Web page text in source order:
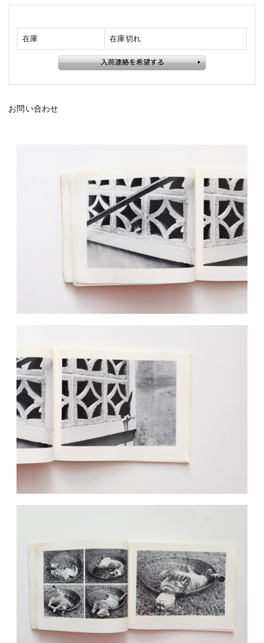
在庫 在庫切れ
お問い合わせ